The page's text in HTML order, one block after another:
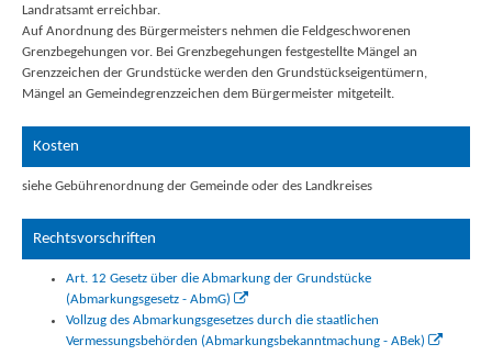
Landratsamt erreichbar.
Auf Anordnung des Bürgermeisters nehmen die Feldgeschworenen
Grenzbegehungen vor. Bei Grenzbegehungen festgestellte Mängel an
Grenzzeichen der Grundstücke werden den Grundstückseigentümern,
Mängel an Gemeindegrenzzeichen dem Bürgermeister mitgeteilt.
Kosten
siehe Gebührenordnung der Gemeinde oder des Landkreises
Rechtsvorschriften
Art. 12 Gesetz über die Abmarkung der Grundstücke
(Abmarkungsgesetz - AbmG)
Vollzug des Abmarkungsgesetzes durch die staatlichen
Vermessungsbehörden (Abmarkungsbekanntmachung - ABek)